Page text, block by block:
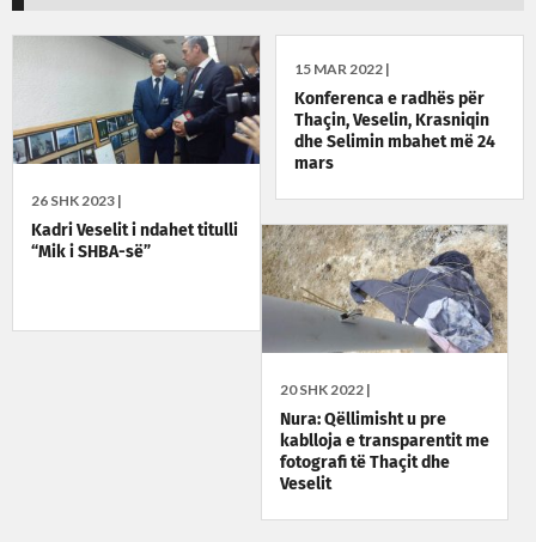
26 SHK 2023 |
Kadri Veselit i ndahet titulli
“Mik i SHBA-së”
15 MAR 2022 |
Konferenca e radhës për
Thaçin, Veselin, Krasniqin
dhe Selimin mbahet më 24
mars
20 SHK 2022 |
Nura: Qëllimisht u pre
kablloja e transparentit me
fotografi të Thaçit dhe
Veselit